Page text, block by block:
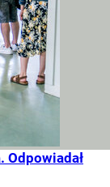
Odpowiadał